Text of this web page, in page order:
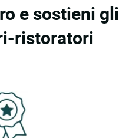
e sostieni gli
ristoratori